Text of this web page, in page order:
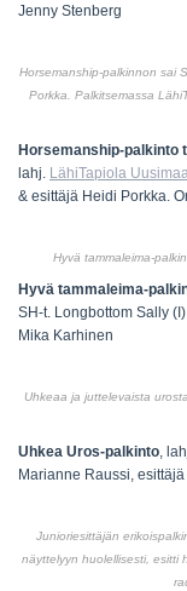
Jenny Stenberg
Horsemanship-palkinnon sai
Porkka. Palkitsemassa
Horsemanship-palkinto
lahj. LähiTapiola
& esittäjä Heidi Porkka.
Hyvä tammaleima-
Hyvä tammaleima-
SH-t. Longbottom Sally
Mika Karhinen
Uhkeaa ja juttelevaista
Uhkea Uros-palkinto,
Marianne Raussi,
Junioriesittäjän
näyttelyyn huolellisesti, esitti